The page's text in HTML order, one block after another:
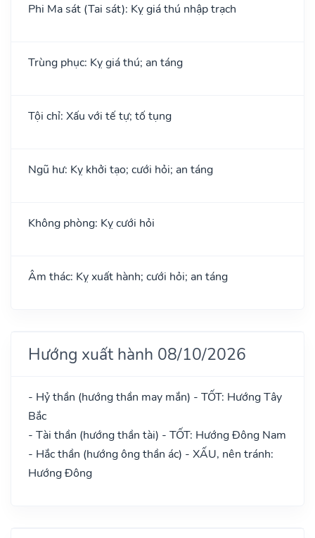
Phi Ma sát (Tai sát): Kỵ giá thú nhập trạch
Trùng phục: Kỵ giá thú; an táng
Tội chỉ: Xấu với tế tự; tố tụng
Ngũ hư: Kỵ khởi tạo; cưới hỏi; an táng
Không phòng: Kỵ cưới hỏi
Âm thác: Kỵ xuất hành; cưới hỏi; an táng
Hướng xuất hành 08/10/2026
- Hỷ thần (hướng thần may mắn) - TỐT: Hướng Tây
Bắc
- Tài thần (hướng thần tài) - TỐT: Hướng Đông Nam
- Hắc thần (hướng ông thần ác) - XẤU, nên tránh:
Hướng Đông